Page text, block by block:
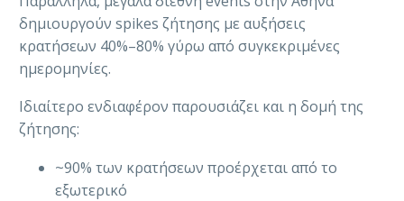
δημιουργούν spikes ζήτησης με αυξήσεις
κρατήσεων 40%–80% γύρω από συγκεκριμένες
ημερομηνίες.
Ιδιαίτερο ενδιαφέρον παρουσιάζει και η δομή της
ζήτησης:
~90% των κρατήσεων προέρχεται από το
εξωτερικό